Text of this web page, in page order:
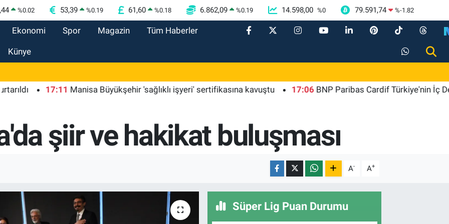
%0.02 53,39 %0.19 61,60 %0.18 6.862,09 %0.19 14.598,00 %0 79.591,74 %-1.82
Ekonomi Spor Magazin Tüm Haberler
Künye
17:11 Manisa Büyükşehir 'sağlıklı işyeri' sertifikasına kavuştu 17:06 BNP Paribas Cardif Türkiye'nin İç
şiir ve hakikat buluşması
A- A+
Süper Lig Puan Durumu